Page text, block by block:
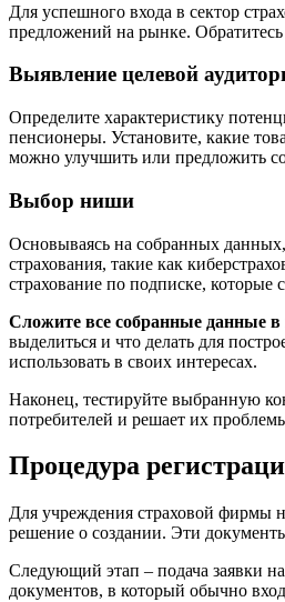
Для успешного входа в сектор
предложений на рынке.
Выявление целевой
Определите характеристику
пенсионеры. Установите, какие
можно улучшить или предложить
Выбор ниши
Основываясь на собранных
страхования, такие как
страхование по подписке, которые
Сложите все собранные данные
выделиться и что делать для
использовать в своих интересах.
Наконец, тестируйте выбранную
потребителей и решает их
Процедура
Для учреждения страховой фирмы
решение о создании. Эти
Следующий этап – подача заявки
документов, в который обычно